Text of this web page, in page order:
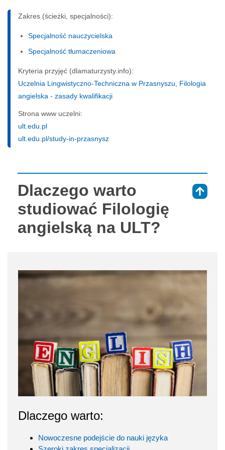
Zakres (ścieżki, specjalności):
Specjalność nauczycielska
Specjalność tłumaczeniowa
Kryteria przyjęć (dlamaturzysty.info):
Uczelnia Lingwistyczno-Techniczna w Przasnyszu, Filologia
angielska - zasady kwalifikacji
Strona www uczelni:
ult.edu.pl
ult.edu.pl/study-in-przasnysz
Dlaczego warto
studiować Filologię
angielską na ULT?
Dlaczego warto:
Nowoczesne podejście do nauki języka